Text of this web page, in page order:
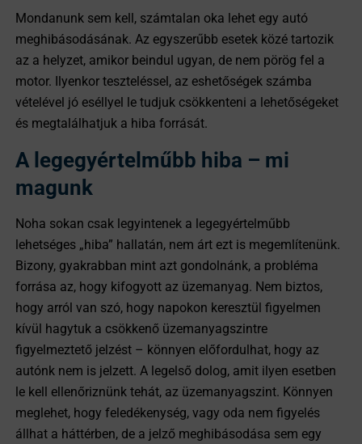
Mondanunk sem kell, számtalan oka lehet egy autó
meghibásodásának. Az egyszerűbb esetek közé tartozik
az a helyzet, amikor beindul ugyan, de nem pörög fel a
motor. Ilyenkor teszteléssel, az eshetőségek számba
vételével jó eséllyel le tudjuk csökkenteni a lehetőségeket
és megtalálhatjuk a hiba forrását.
A legegyértelműbb hiba – mi
magunk
Noha sokan csak legyintenek a legegyértelműbb
lehetséges „hiba” hallatán, nem árt ezt is megemlítenünk.
Bizony, gyakrabban mint azt gondolnánk, a probléma
forrása az, hogy kifogyott az üzemanyag. Nem biztos,
hogy arról van szó, hogy napokon keresztül figyelmen
kívül hagytuk a csökkenő üzemanyagszintre
figyelmeztető jelzést – könnyen előfordulhat, hogy az
autónk nem is jelzett. A legelső dolog, amit ilyen esetben
le kell ellenőriznünk tehát, az üzemanyagszint. Könnyen
meglehet, hogy feledékenység, vagy oda nem figyelés
állhat a háttérben, de a jelző meghibásodása sem egy